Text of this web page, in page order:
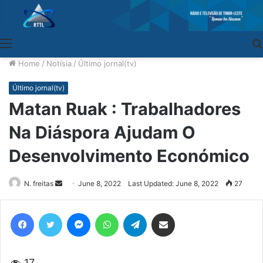
Home / Notísia / Último jornal(tv)
Último jornal(tv)
Matan Ruak : Trabalhadores
Na Diáspora Ajudam O
Desenvolvimento Económico
N. freitas
Send
an
email
June 8, 2022 Last Updated: June 8, 2022 27